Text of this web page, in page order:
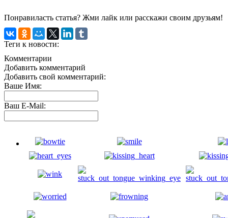
Понравиласть статья? Жми лайк или расскажи своим друзьям!
Теги к новости:
Комментарии
Добавить комментарий
Добавить свой комментарий:
Ваше Имя:
Ваш E-Mail: